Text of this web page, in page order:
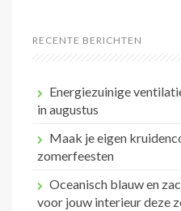
RECENTE BERICHTEN
Energiezuinige
in augustus
Maak je eigen
zomerfeesten
Oceanisch blauw en
voor jouw interieur deze